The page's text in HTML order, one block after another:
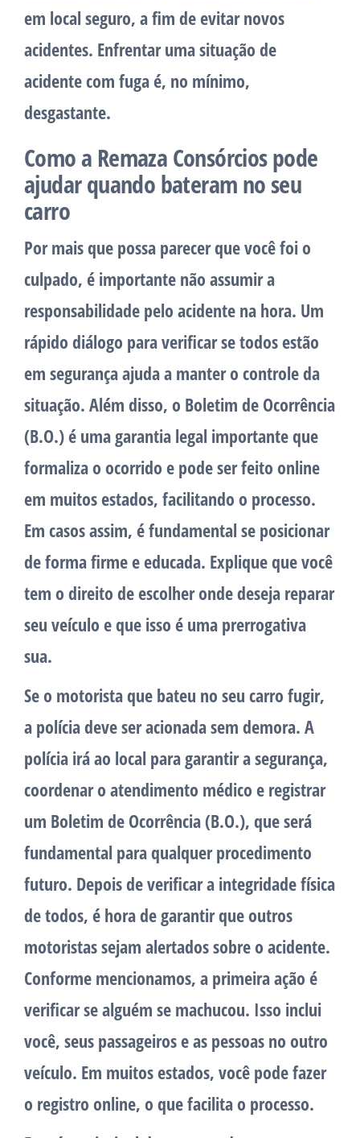
em local seguro, a fim de evitar novos
acidentes. Enfrentar uma situação de
acidente com fuga é, no mínimo,
desgastante.
Como a Remaza Consórcios pode
ajudar quando bateram no seu
carro
Por mais que possa parecer que você foi o
culpado, é importante não assumir a
responsabilidade pelo acidente na hora. Um
rápido diálogo para verificar se todos estão
em segurança ajuda a manter o controle da
situação. Além disso, o Boletim de Ocorrência
(B.O.) é uma garantia legal importante que
formaliza o ocorrido e pode ser feito online
em muitos estados, facilitando o processo.
Em casos assim, é fundamental se posicionar
de forma firme e educada. Explique que você
tem o direito de escolher onde deseja reparar
seu veículo e que isso é uma prerrogativa
sua.
Se o motorista que bateu no seu carro fugir,
a polícia deve ser acionada sem demora. A
polícia irá ao local para garantir a segurança,
coordenar o atendimento médico e registrar
um Boletim de Ocorrência (B.O.), que será
fundamental para qualquer procedimento
futuro. Depois de verificar a integridade física
de todos, é hora de garantir que outros
motoristas sejam alertados sobre o acidente.
Conforme mencionamos, a primeira ação é
verificar se alguém se machucou. Isso inclui
você, seus passageiros e as pessoas no outro
veículo. Em muitos estados, você pode fazer
o registro online, o que facilita o processo.